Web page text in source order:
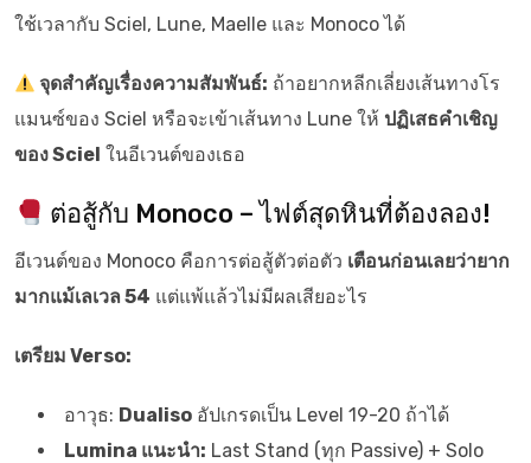
ใช้เวลากับ Sciel, Lune, Maelle และ Monoco ได้
จุดสำคัญเรื่องความสัมพันธ์: ถ้าอยากหลีกเลี่ยงเส้นทางโร
แมนซ์ของ Sciel หรือจะเข้าเส้นทาง Lune ให้ ปฏิเสธคำเชิญ
ของ Sciel ในอีเวนต์ของเธอ
ต่อสู้กับ Monoco – ไฟต์สุดหินที่ต้องลอง!
อีเวนต์ของ Monoco คือการต่อสู้ตัวต่อตัว เตือนก่อนเลยว่ายาก
มากแม้เลเวล 54 แต่แพ้แล้วไม่มีผลเสียอะไร
เตรียม Verso:
อาวุธ: Dualiso อัปเกรดเป็น Level 19-20 ถ้าได้
Lumina แนะนำ: Last Stand (ทุก Passive) + Solo